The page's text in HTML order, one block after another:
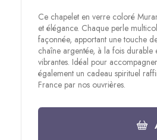
Ce chapelet en verre coloré
et élégance. Chaque perle
façonnée, apportant une touche
chaîne argentée, à la fois durable
vibrantes. Idéal pour
également un cadeau spirituel
France par nos ouvrières.